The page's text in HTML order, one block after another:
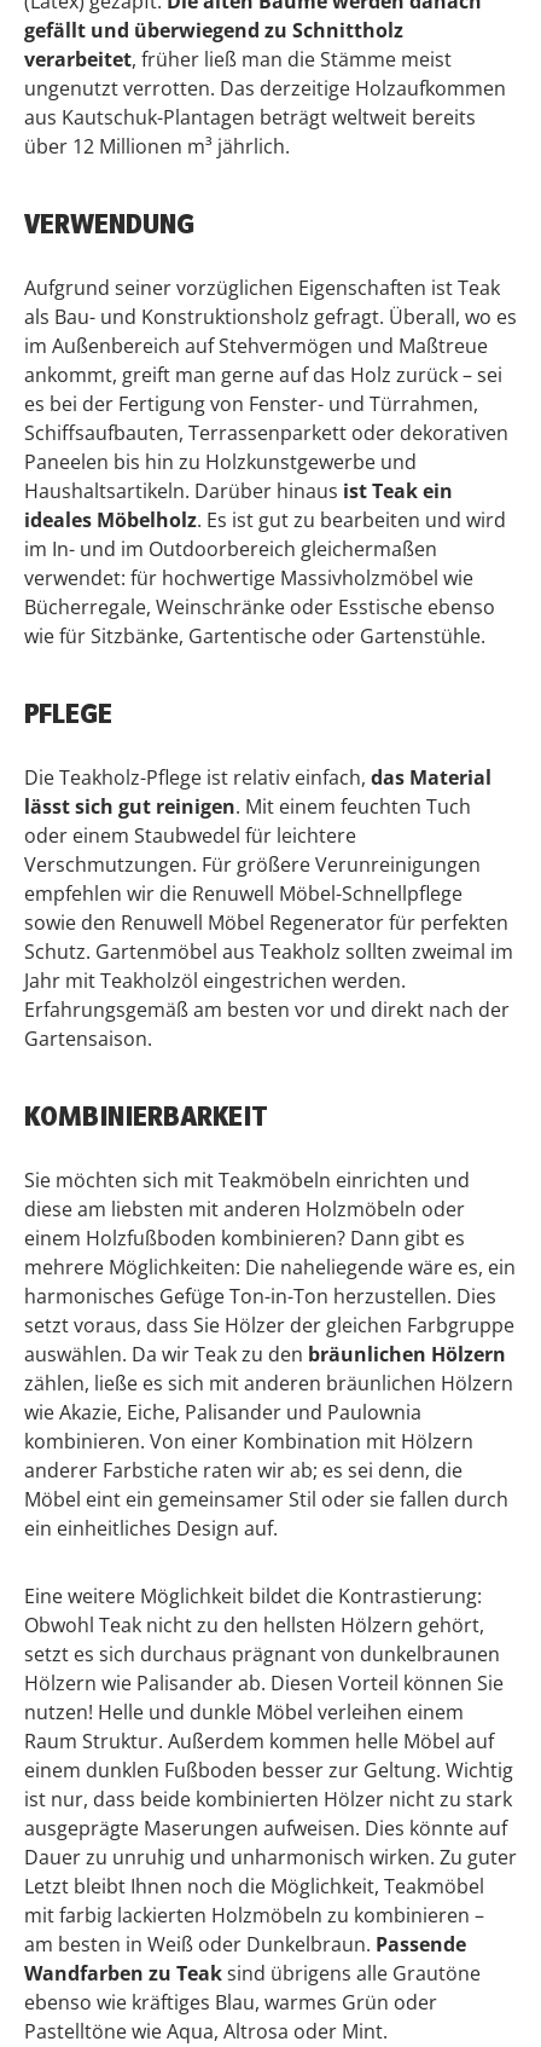
gefällt und überwiegend zu Schnittholz
verarbeitet, früher ließ man die Stämme meist
ungenutzt verrotten. Das derzeitige Holzaufkommen
aus Kautschuk-Plantagen beträgt weltweit bereits
über 12 Millionen m³ jährlich.
VERWENDUNG
Aufgrund seiner vorzüglichen Eigenschaften ist Teak
als Bau- und Konstruktionsholz gefragt. Überall, wo es
im Außenbereich auf Stehvermögen und Maßtreue
ankommt, greift man gerne auf das Holz zurück – sei
es bei der Fertigung von Fenster- und Türrahmen,
Schiffsaufbauten, Terrassenparkett oder dekorativen
Paneelen bis hin zu Holzkunstgewerbe und
Haushaltsartikeln. Darüber hinaus ist Teak ein
ideales Möbelholz. Es ist gut zu bearbeiten und wird
im In- und im Outdoorbereich gleichermaßen
verwendet: für hochwertige Massivholzmöbel wie
Bücherregale, Weinschränke oder Esstische ebenso
wie für Sitzbänke, Gartentische oder Gartenstühle.
PFLEGE
Die Teakholz-Pflege ist relativ einfach, das Material
lässt sich gut reinigen. Mit einem feuchten Tuch
oder einem Staubwedel für leichtere
Verschmutzungen. Für größere Verunreinigungen
empfehlen wir die Renuwell Möbel-Schnellpflege
sowie den Renuwell Möbel Regenerator für perfekten
Schutz. Gartenmöbel aus Teakholz sollten zweimal im
Jahr mit Teakholzöl eingestrichen werden.
Erfahrungsgemäß am besten vor und direkt nach der
Gartensaison.
KOMBINIERBARKEIT
Sie möchten sich mit Teakmöbeln einrichten und
diese am liebsten mit anderen Holzmöbeln oder
einem Holzfußboden kombinieren? Dann gibt es
mehrere Möglichkeiten: Die naheliegende wäre es, ein
harmonisches Gefüge Ton-in-Ton herzustellen. Dies
setzt voraus, dass Sie Hölzer der gleichen Farbgruppe
auswählen. Da wir Teak zu den bräunlichen Hölzern
zählen, ließe es sich mit anderen bräunlichen Hölzern
wie Akazie, Eiche, Palisander und Paulownia
kombinieren. Von einer Kombination mit Hölzern
anderer Farbstiche raten wir ab; es sei denn, die
Möbel eint ein gemeinsamer Stil oder sie fallen durch
ein einheitliches Design auf.
Eine weitere Möglichkeit bildet die Kontrastierung:
Obwohl Teak nicht zu den hellsten Hölzern gehört,
setzt es sich durchaus prägnant von dunkelbraunen
Hölzern wie Palisander ab. Diesen Vorteil können Sie
nutzen! Helle und dunkle Möbel verleihen einem
Raum Struktur. Außerdem kommen helle Möbel auf
einem dunklen Fußboden besser zur Geltung. Wichtig
ist nur, dass beide kombinierten Hölzer nicht zu stark
ausgeprägte Maserungen aufweisen. Dies könnte auf
Dauer zu unruhig und unharmonisch wirken. Zu guter
Letzt bleibt Ihnen noch die Möglichkeit, Teakmöbel
mit farbig lackierten Holzmöbeln zu kombinieren –
am besten in Weiß oder Dunkelbraun. Passende
Wandfarben zu Teaksind übrigens alle Grautöne
ebenso wie kräftiges Blau, warmes Grün oder
Pastelltöne wie Aqua, Altrosa oder Mint.